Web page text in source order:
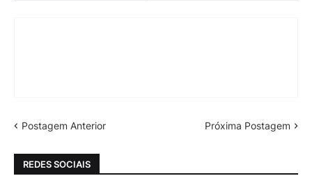
Postagem Anterior Próxima Postagem
REDES SOCIAIS